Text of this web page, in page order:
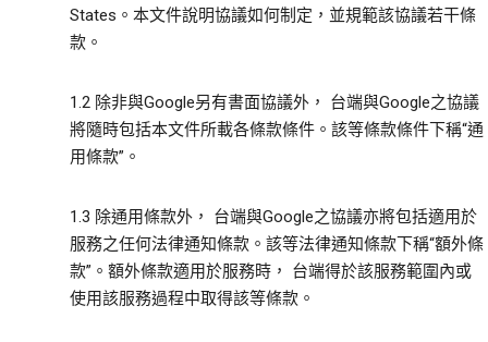
States。本文件說明協議如何制定，並規範該協議若干條
款。
1.2 除非與Google另有書面協議外， 台端與Google之協議
將隨時包括本文件所載各條款條件。該等條款條件下稱“通
用條款”。
1.3 除通用條款外， 台端與Google之協議亦將包括適用於
服務之任何法律通知條款。該等法律通知條款下稱“額外條
款”。額外條款適用於服務時， 台端得於該服務範圍內或
使用該服務過程中取得該等條款。